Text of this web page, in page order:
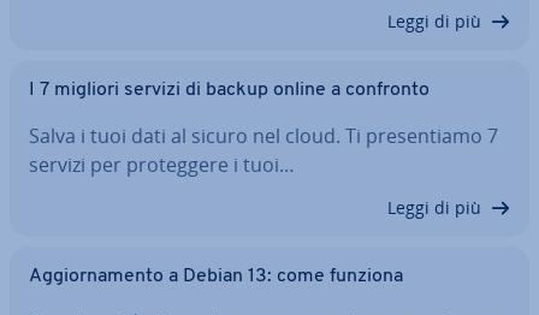
Leggi di più
I 7 migliori servizi di backup online a confronto
Salva i tuoi dati al sicuro nel cloud. Ti pre­sen­tia­mo 7
servizi per pro­teg­ge­re i tuoi…
Leggi di più
Ag­gior­na­men­to a Debian 13: come funziona